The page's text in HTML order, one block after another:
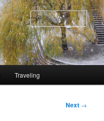
Traveling
Next →